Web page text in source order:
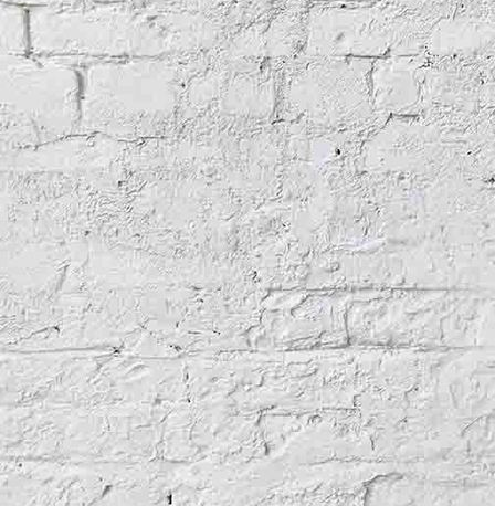
Internationale Föderation Vexillologischer Gesellschaften (FIAV)